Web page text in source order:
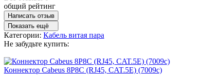
общий рейтинг
Написать отзыв
Показать ещё
Категории: Кабель витая пара
Не забудьте купить:
Коннектор Cabeus 8P8C (RJ45, CAT.5E) (7009c)